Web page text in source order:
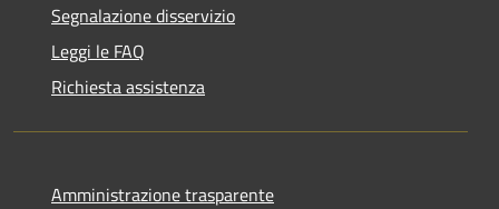
Segnalazione disservizio
Leggi le FAQ
Richiesta assistenza
Amministrazione trasparente